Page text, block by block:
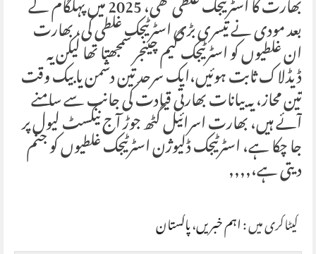
بعد مودی نے تیسری بڑی اسٹرٹیجک غلطی کی، بھارت
ان غلطیوں کو اسٹرٹیجک گیم چینجر سمجھتا تھا لیکن یہ
ڈیڈلاک ثابت ہوئیں،ایک سرحد تین دشمن یا بیک وقت
تین محاز، یہ بیانات بھارتی قیادت کی جانب سے سامنے
آئے ہیں، بھارت اسرائیل گٹھ جوڑ آج نیکسٹ لیول پر
جا چکا ہے، اسٹرٹیجک ڈلیوژن اسٹرٹیجک غلطیوں کو جنم
دیتی ہے،,,,,
کیٹاگری میں :اہم خبریں،پاکستان